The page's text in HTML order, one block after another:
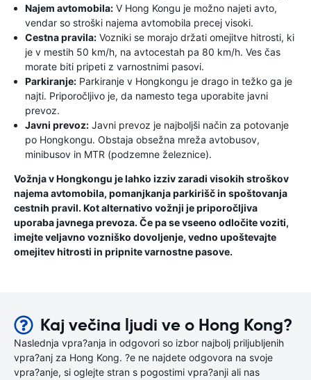
Najem avtomobila: V Hong Kongu je možno najeti avto,
vendar so stroški najema avtomobila precej visoki.
Cestna pravila: Vozniki se morajo držati omejitve hitrosti, ki
je v mestih 50 km/h, na avtocestah pa 80 km/h. Ves čas
morate biti pripeti z varnostnimi pasovi.
Parkiranje: Parkiranje v Hongkongu je drago in težko ga je
najti. Priporočljivo je, da namesto tega uporabite javni
prevoz.
Javni prevoz: Javni prevoz je najboljši način za potovanje
po Hongkongu. Obstaja obsežna mreža avtobusov,
minibusov in MTR (podzemne železnice).
Vožnja v Hongkongu je lahko izziv zaradi visokih stroškov
najema avtomobila, pomanjkanja parkirišč in spoštovanja
cestnih pravil. Kot alternativo vožnji je priporočljiva
uporaba javnega prevoza. Če pa se vseeno odločite voziti,
imejte veljavno vozniško dovoljenje, vedno upoštevajte
omejitev hitrosti in pripnite varnostne pasove.
Kaj večina ljudi ve o Hong Kong?
Naslednja vpra?anja in odgovori so izbor najbolj priljubljenih
vpra?anj za Hong Kong. ?e ne najdete odgovora na svoje
vpra?anje, si oglejte stran s pogostimi vpra?anji ali nas